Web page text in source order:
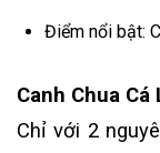
Điểm nổi bật:
Canh Chua
Chỉ với 2